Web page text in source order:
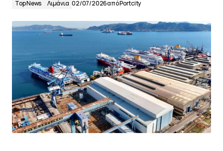
Top News Λιμάνια 02/07/2026απόPortcity